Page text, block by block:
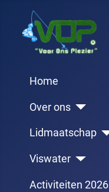
Home
Over ons
Lidmaatschap
Viswater
Activiteiten 2026